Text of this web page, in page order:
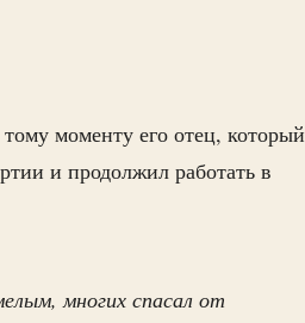
моменту его отец, который
и продолжил работать в
многих спасал от